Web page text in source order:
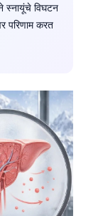
विघटन
करत